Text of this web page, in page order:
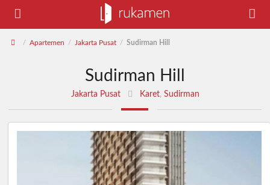
/ Apartemen / Jakarta Pusat / Sudirman Hill
Sudirman Hill
Jakarta Pusat Karet, Sudirman